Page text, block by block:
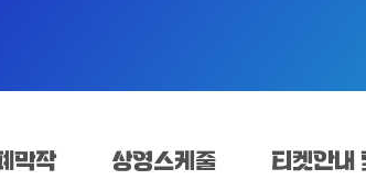
막작 상영스케줄 티켓안내